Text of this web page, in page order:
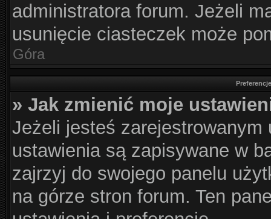
administratora forum. Jeżeli
usunięcie ciasteczek może
Góra
» Jak zmienić moje
Jeżeli jesteś
ustawienia są zapisywane w
zajrzyj do swojego panelu
na górze stron forum. Ten